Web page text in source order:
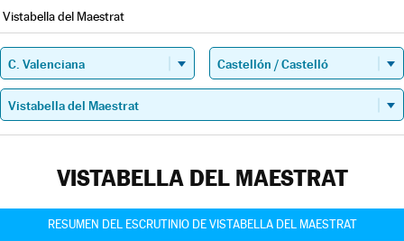
Vistabella del Maestrat
VISTABELLA DEL MAESTRAT
RESUMEN DEL ESCRUTINIO DE VISTABELLA DEL MAESTRAT